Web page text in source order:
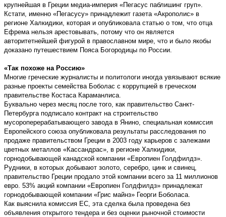
крупнейшая в Греции медиа-империя «Пегасус паблишинг груп».
Кстати, именно «Пегасусу» принадлежит газета «Акрополис» в
регионе Халкидики, которая и опубликовала статью о том, что отца
Ефрема нельзя арестовывать, потому что он является
авторитетнейшей фигурой в православном мире, что и было якобы
доказано путешествием Пояса Богородицы по России.
«Так похоже на Россию»
Многие греческие журналисты и политологи иногда увязывают всякие
разные проекты семейства Боболас с коррупцией в греческом
правительстве Костаса Караманлиса.
Буквально через месяц после того, как правительство Санкт-
Петербурга подписало контракт на строительство
мусороперерабатывающего завода в Янино, специальная комиссия
Европейского союза опубликовала результаты расследования по
продаже правительством Греции в 2003 году карьеров с залежами
цветных металлов «Кассандрас», в регионе Халкидики,
горнодобывающей канадской компании «Европиен Голдфилдз».
Рудники, в которых добывают золото, серебро, цинк и свинец,
правительство Греции продало этой компании всего за 11 миллионов
евро. 53% акций компании «Европиен Голдфилдз» принадлежат
горнодобывающей компании «Грис майнз» Георги Боболаса.
Как выяснила комиссия ЕС, эта сделка была проведена без
объявления открытого тендера и без оценки рыночной стоимости